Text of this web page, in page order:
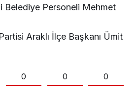
Belediye Personeli Mehmet
Araklı İlçe Başkanı Ümit
0 0 0